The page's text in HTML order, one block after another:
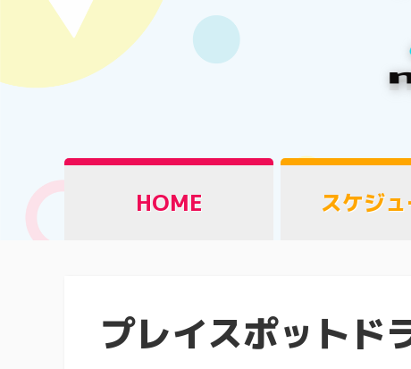
HOME スケジ
プレイスポットド